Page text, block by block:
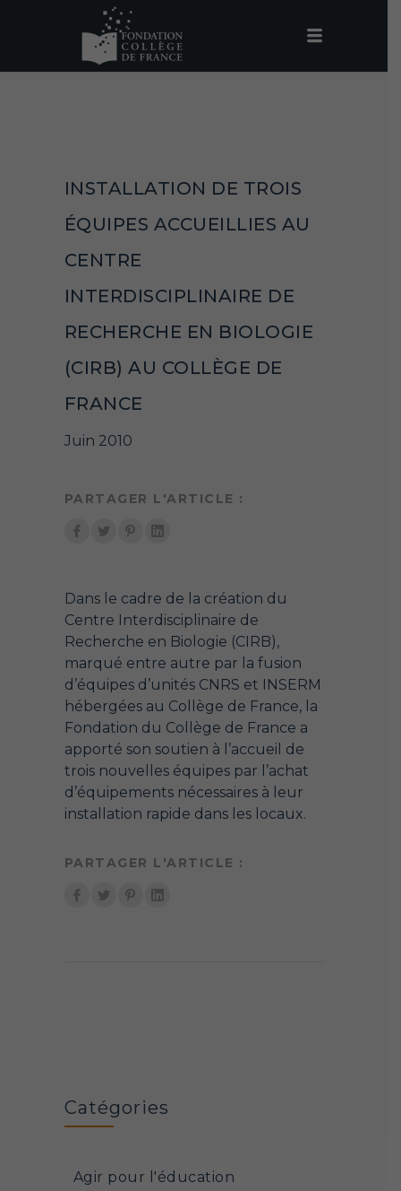
INSTALLATION DE TROIS
ÉQUIPES ACCUEILLIES AU
CENTRE
INTERDISCIPLINAIRE DE
RECHERCHE EN BIOLOGIE
(CIRB) AU COLLÈGE DE
FRANCE
Juin 2010
PARTAGER L'ARTICLE :
Dans le cadre de la création du
Centre Interdisciplinaire de
Recherche en Biologie (CIRB),
marqué entre autre par la fusion
d’équipes d’unités CNRS et INSERM
hébergées au Collège de France, la
Fondation du Collège de France a
apporté son soutien à l’accueil de
trois nouvelles équipes par l’achat
d’équipements nécessaires à leur
installation rapide dans les locaux.
PARTAGER L'ARTICLE :
Catégories
Agir pour l'éducation